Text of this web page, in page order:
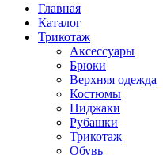
Главная
Каталог
Трикотаж
Аксессуары
Брюки
Верхняя одежда
Костюмы
Пиджаки
Рубашки
Трикотаж
Обувь